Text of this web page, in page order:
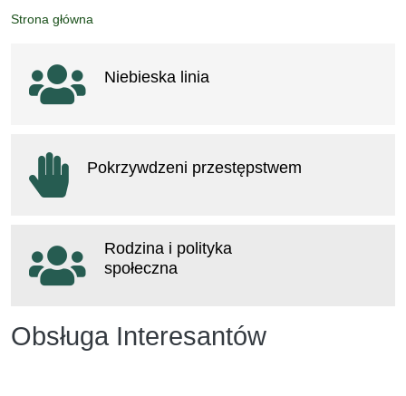
Strona główna
Obsługa Interesantów
Ważne linki
Niebieska linia
Pokrzywdzeni przestępstwem
Rodzina i polityka
społeczna